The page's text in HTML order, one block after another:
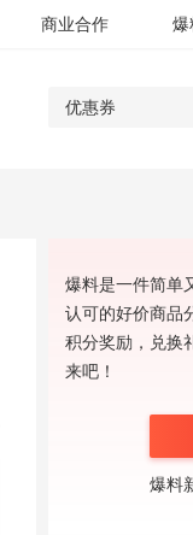
商业合作 爆
爆料是一件简单
认可的好价商品
积分奖励，兑换
来吧！
爆料